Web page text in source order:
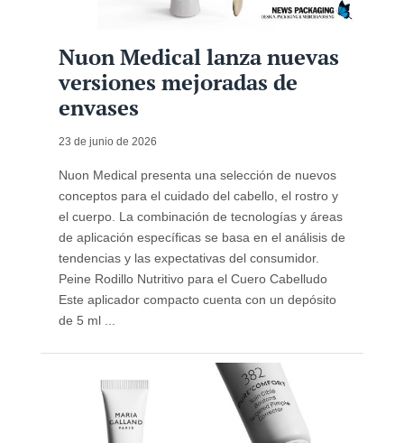
Nuon Medical lanza nuevas
versiones mejoradas de
envases
23 de junio de 2026
Nuon Medical presenta una selección de nuevos
conceptos para el cuidado del cabello, el rostro y
el cuerpo. La combinación de tecnologías y áreas
de aplicación específicas se basa en el análisis de
tendencias y las expectativas del consumidor.
Peine Rodillo Nutritivo para el Cuero Cabelludo
Este aplicador compacto cuenta con un depósito
de 5 ml ...